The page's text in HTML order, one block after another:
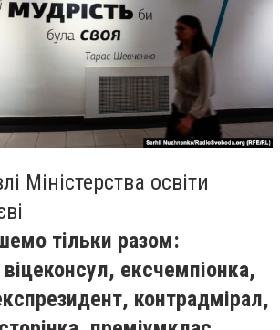
Міністерства освіти
тільки разом:
ексчемпіонка,
контрадмірал,